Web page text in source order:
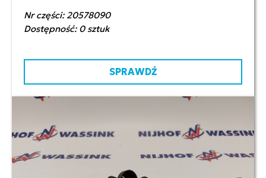
Nr części: 20578090
Dostępność: 0 sztuk
SPRAWDŹ